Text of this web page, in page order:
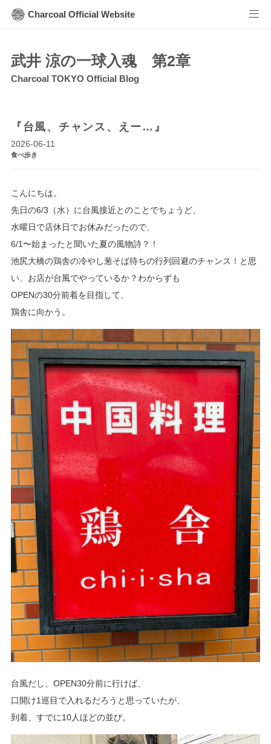
Charcoal Official Website
武井 涼の一球入魂 第2章
Charcoal TOKYO Official Blog
『台風、チャンス、えー…』
2026-06-11
食べ歩き
こんにちは。
先日の6/3（水）に台風接近とのことでちょうど、
水曜日で店休日でお休みだったので、
6/1〜始まったと聞いた夏の風物詩？！
池尻大橋の鶏舎の冷やし葱そば待ちの行列回避のチャンス！と思
い、お店が台風でやっているか？わからずも
OPENの30分前着を目指して、
鶏舎に向かう。
台風だし、OPEN30分前に行けば、
口開け1巡目で入れるだろうと思っていたが、
到着、すでに10人ほどの並び。